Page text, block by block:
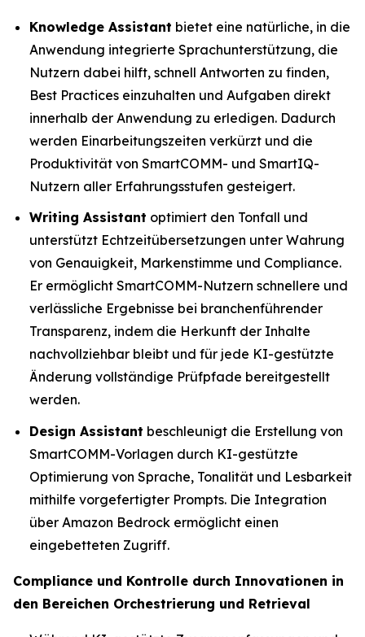
Knowledge Assistant bietet eine natürliche, in die
Anwendung integrierte Sprachunterstützung, die
Nutzern dabei hilft, schnell Antworten zu finden,
Best Practices einzuhalten und Aufgaben direkt
innerhalb der Anwendung zu erledigen. Dadurch
werden Einarbeitungszeiten verkürzt und die
Produktivität von SmartCOMM- und SmartIQ-
Nutzern aller Erfahrungsstufen gesteigert.
Writing Assistant optimiert den Tonfall und
unterstützt Echtzeitübersetzungen unter Wahrung
von Genauigkeit, Markenstimme und Compliance.
Er ermöglicht SmartCOMM-Nutzern schnellere und
verlässliche Ergebnisse bei branchenführender
Transparenz, indem die Herkunft der Inhalte
nachvollziehbar bleibt und für jede KI-gestützte
Änderung vollständige Prüfpfade bereitgestellt
werden.
Design Assistant beschleunigt die Erstellung von
SmartCOMM-Vorlagen durch KI-gestützte
Optimierung von Sprache, Tonalität und Lesbarkeit
mithilfe vorgefertigter Prompts. Die Integration
über Amazon Bedrock ermöglicht einen
eingebetteten Zugriff.
Compliance und Kontrolle durch Innovationen in
den Bereichen Orchestrierung und Retrieval